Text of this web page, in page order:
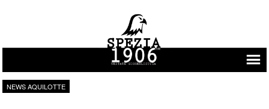
Vai al contenuto
NEWS AQUILOTTE